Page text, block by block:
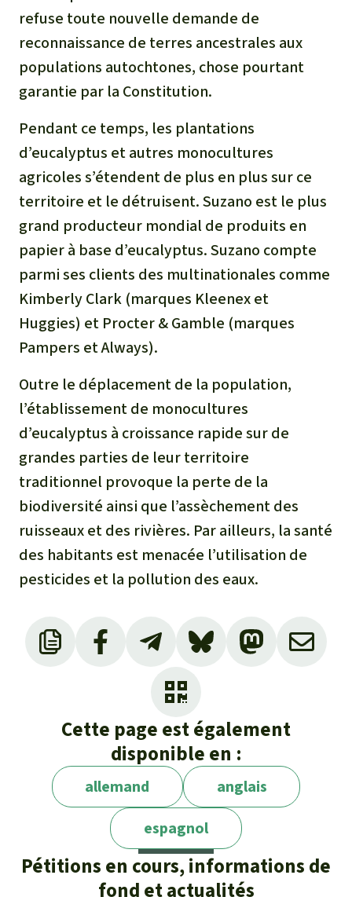
refuse toute nouvelle demande de
reconnaissance de terres ancestrales aux
populations autochtones, chose pourtant
garantie par la Constitution.
Pendant ce temps, les plantations
d’eucalyptus et autres monocultures
agricoles s’étendent de plus en plus sur ce
territoire et le détruisent. Suzano est le plus
grand producteur mondial de produits en
papier à base d’eucalyptus. Suzano compte
parmi ses clients des multinationales comme
Kimberly Clark (marques Kleenex et
Huggies) et Procter & Gamble (marques
Pampers et Always).
Outre le déplacement de la population,
l’établissement de monocultures
d’eucalyptus à croissance rapide sur de
grandes parties de leur territoire
traditionnel provoque la perte de la
biodiversité ainsi que l’assèchement des
ruisseaux et des rivières. Par ailleurs, la santé
des habitants est menacée l’utilisation de
pesticides et la pollution des eaux.
Sources :
Mongabay
With plantation takeover,
Brazil’s Indigenous Pataxó move to
Brasil de FatoSEM DEMARCAÇÃO. Após
retomada de território, indígenas Pataxó
temem retaliação
Cette page est également
disponible en :
allemand
anglais
espagnol
Pétitions en cours, informations de
fond et actualités